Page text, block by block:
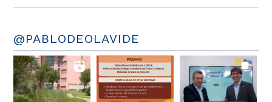
@PABLODEOLAVIDE